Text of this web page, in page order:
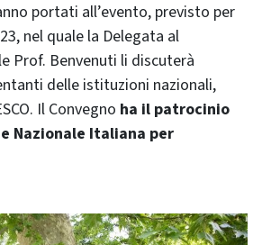
portati all’evento, previsto per
nel quale la Delegata al
Prof. Benvenuti li discuterà
delle istituzioni nazionali,
Il Convegno ha il patrocinio
Nazionale Italiana per